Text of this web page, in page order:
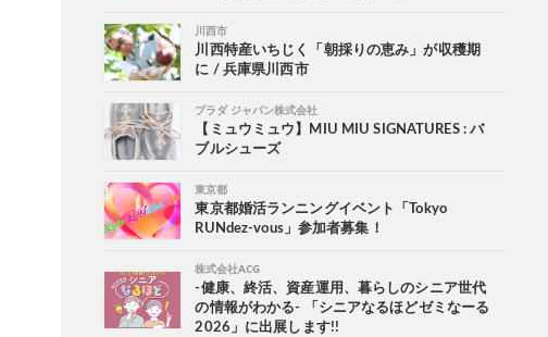
川西市
川西特産いちじく「朝採りの恵み」が収穫期
に / 兵庫県川西市
プラダ ジャパン株式会社
【ミュウミュウ】MIU MIU SIGNATURES : バ
ブルシューズ
東京都
東京都婚活ランニングイベント「Tokyo
RUNdez-vous」参加者募集！
株式会社ACG
-健康、終活、資産運用、暮らしのシニア世代
の情報がわかる- 「シニアなるほどゼミなーる
2026」に出展します!!